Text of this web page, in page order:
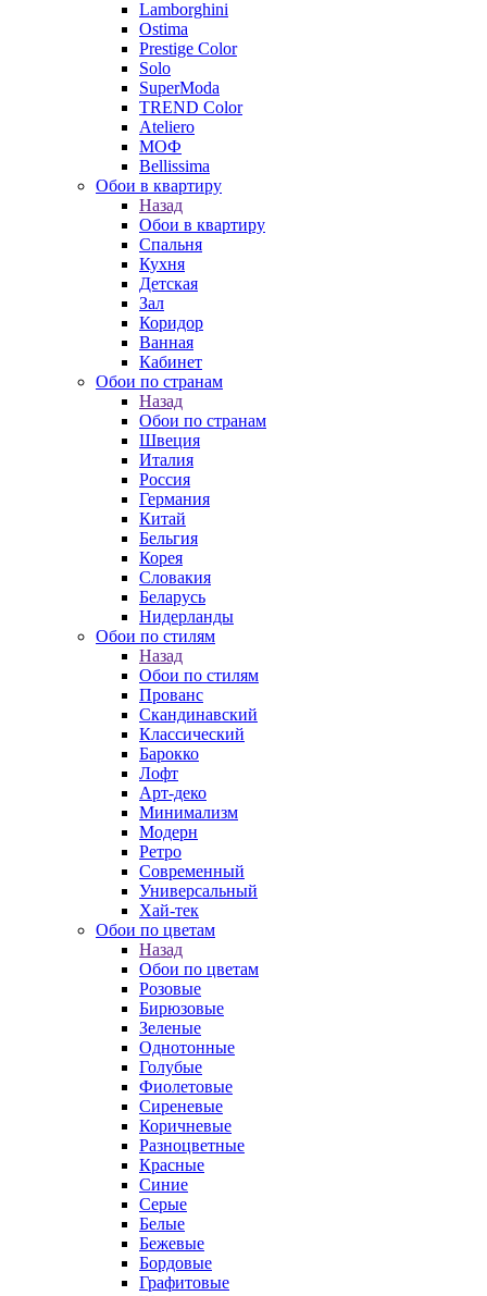
Lamborghini
Ostima
Prestige Color
Solo
SuperModa
TREND Color
Ateliero
МОФ
Bellissima
Обои в квартиру
Назад
Обои в квартиру
Спальня
Кухня
Детская
Зал
Коридор
Ванная
Кабинет
Обои по странам
Назад
Обои по странам
Швеция
Италия
Россия
Германия
Китай
Бельгия
Корея
Словакия
Беларусь
Нидерланды
Обои по стилям
Назад
Обои по стилям
Прованс
Скандинавский
Классический
Барокко
Лофт
Арт-деко
Минимализм
Модерн
Ретро
Современный
Универсальный
Хай-тек
Обои по цветам
Назад
Обои по цветам
Розовые
Бирюзовые
Зеленые
Однотонные
Голубые
Фиолетовые
Сиреневые
Коричневые
Разноцветные
Красные
Синие
Серые
Белые
Бежевые
Бордовые
Графитовые